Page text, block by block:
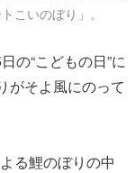
こいのぼり」。
の“こどもの日”に
がそよ風にのって
る鯉のぼりの中